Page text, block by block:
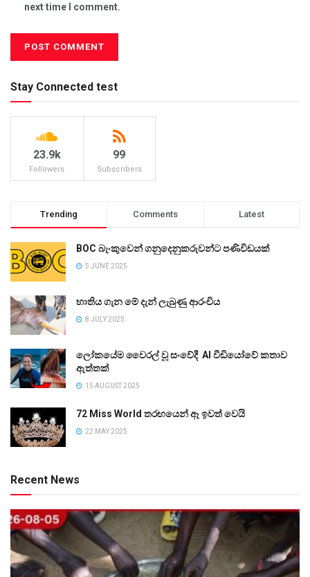
next time I comment.
Stay Connected test
23.9k
Followers
99
Subscribers
Trending Comments Latest
BOC බැංකුවෙන් ගනුදෙනුකරුවන්ට පණිවිඩයක්
5 JUNE 2025
භාතිය ගැන මේ දැන් ලැබුණු ආරංචිය
8 JULY 2025
ලෝකයේම වෛරල් වූ සංවේදී AI වීඩියෝවේ කතාව
ඇත්තක්
15 AUGUST 2025
72 Miss World තරඟයෙන් ඈ ඉවත් වෙයි
22 MAY 2025
Recent News